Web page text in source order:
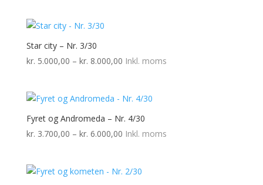
Star city – Nr. 3/30
kr. 5.000,00 – kr. 8.000,00Prisinterval:
kr. 8.000,00
Inkl. moms
Fyret og Andromeda – Nr. 4/30
kr. 3.700,00 – kr. 6.000,00Prisinterval:
kr. 6.000,00
Inkl. moms